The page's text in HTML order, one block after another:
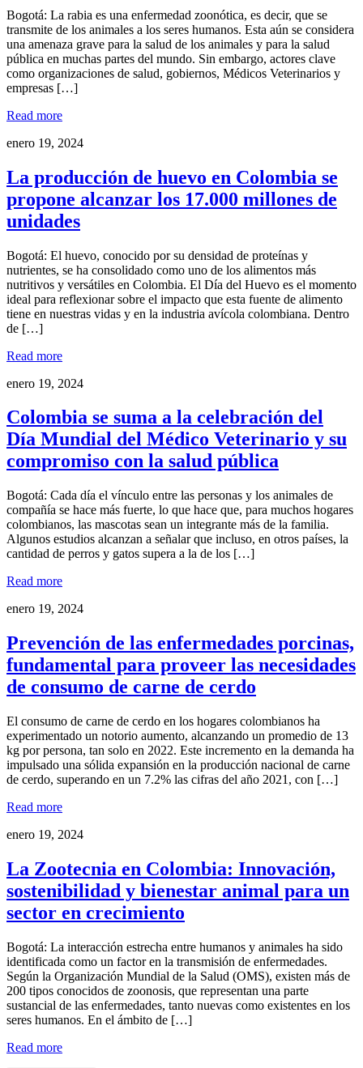
Bogotá: La rabia es una enfermedad zoonótica, es decir, que se
transmite de los animales a los seres humanos. Esta aún se considera
una amenaza grave para la salud de los animales y para la salud
pública en muchas partes del mundo. Sin embargo, actores clave
como organizaciones de salud, gobiernos, Médicos Veterinarios y
empresas […]
Read more
enero 19, 2024
La producción de huevo en Colombia se
propone alcanzar los 17.000 millones de
unidades
Bogotá: El huevo, conocido por su densidad de proteínas y
nutrientes, se ha consolidado como uno de los alimentos más
nutritivos y versátiles en Colombia. El Día del Huevo es el momento
ideal para reflexionar sobre el impacto que esta fuente de alimento
tiene en nuestras vidas y en la industria avícola colombiana. Dentro
de […]
Read more
enero 19, 2024
Colombia se suma a la celebración del
Día Mundial del Médico Veterinario y su
compromiso con la salud pública
Bogotá: Cada día el vínculo entre las personas y los animales de
compañía se hace más fuerte, lo que hace que, para muchos hogares
colombianos, las mascotas sean un integrante más de la familia.
Algunos estudios alcanzan a señalar que incluso, en otros países, la
cantidad de perros y gatos supera a la de los […]
Read more
enero 19, 2024
Prevención de las enfermedades porcinas,
fundamental para proveer las necesidades
de consumo de carne de cerdo
El consumo de carne de cerdo en los hogares colombianos ha
experimentado un notorio aumento, alcanzando un promedio de 13
kg por persona, tan solo en 2022. Este incremento en la demanda ha
impulsado una sólida expansión en la producción nacional de carne
de cerdo, superando en un 7.2% las cifras del año 2021, con […]
Read more
enero 19, 2024
La Zootecnia en Colombia: Innovación,
sostenibilidad y bienestar animal para un
sector en crecimiento
Bogotá: La interacción estrecha entre humanos y animales ha sido
identificada como un factor en la transmisión de enfermedades.
Según la Organización Mundial de la Salud (OMS), existen más de
200 tipos conocidos de zoonosis, que representan una parte
sustancial de las enfermedades, tanto nuevas como existentes en los
seres humanos. En el ámbito de […]
Read more